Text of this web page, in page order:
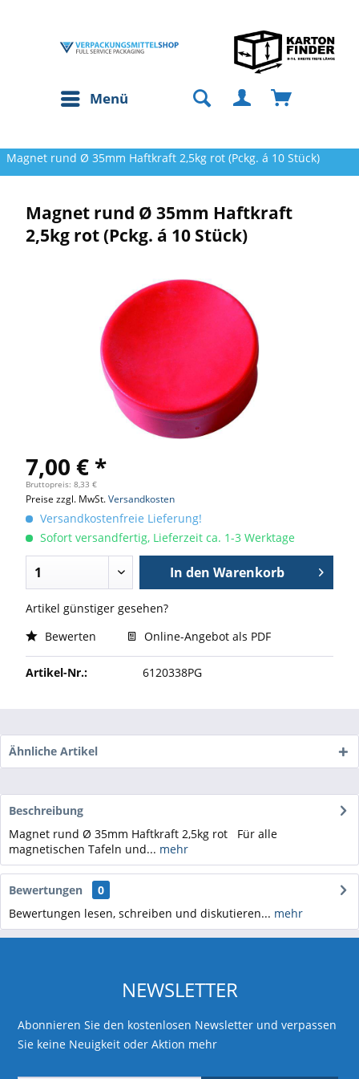
Menü
Magnet rund Ø 35mm Haftkraft 2,5kg rot (Pckg. á 10 Stück)
Magnet rund Ø 35mm Haftkraft
2,5kg rot (Pckg. á 10 Stück)
7,00 € *
Bruttopreis: 8,33 €
Preise zzgl. MwSt.Versandkosten
Versandkostenfreie Lieferung!
Sofort versandfertig, Lieferzeit ca. 1-3 Werktage
In den Warenkorb
Artikel günstiger gesehen?
Bewerten
Online-Angebot als PDF
Artikel-Nr.: 6120338PG
Ähnliche Artikel
Beschreibung
Magnet rund Ø 35mm Haftkraft 2,5kg rot Für alle
magnetischen Tafeln und... mehr
Bewertungen
0
Bewertungen lesen, schreiben und diskutieren... mehr
NEWSLETTER
Abonnieren Sie den kostenlosen Newsletter und verpassen
Sie keine Neuigkeit oder Aktion mehr